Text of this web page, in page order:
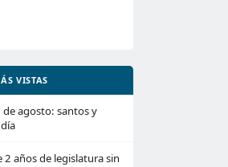
VISTAS
agosto: santos y
2 años de legislatura sin